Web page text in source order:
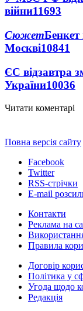
війни11693
СюжетБенкет
Москві10841
ЄС відзавтра
України10036
Читати коментарі
Повна версія сайту
Facebook
Twitter
RSS-стрічки
E-mail
Контакти
Реклама на
Правила
Договір
Політика у
Угода щодо
Редакція